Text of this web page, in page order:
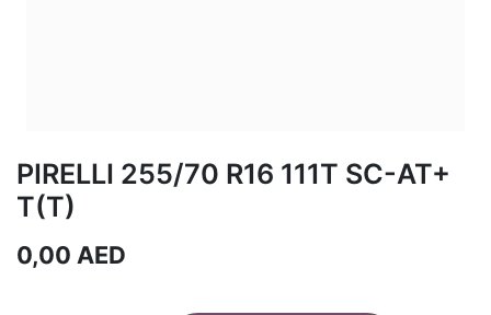
PIRELLI 255/70 R16 111T SC-AT+
T(T)
0,00 AED